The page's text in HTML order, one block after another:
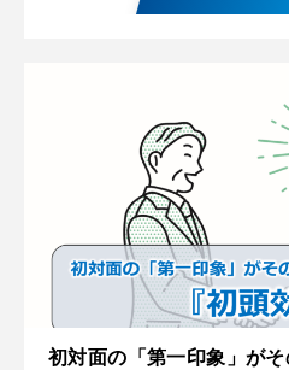
初対面の「第一印象」が